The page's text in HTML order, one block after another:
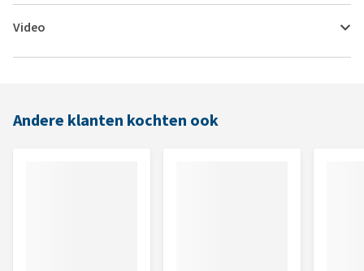
Video
Andere klanten kochten ook